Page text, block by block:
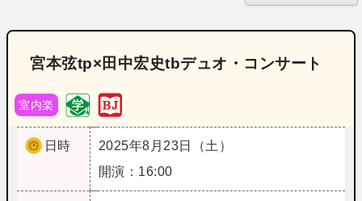
宮本弦tp×田中宏史tbデュオ・コンサート
室内楽
日時
2025年8月23日（土）
開演：16:00